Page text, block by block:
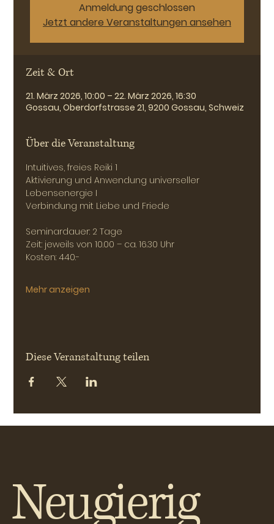
Anmeldung geschlossen
Jetzt andere Veranstaltungen ansehen
Zeit & Ort
21. März 2026, 10:00 – 22. März 2026, 16:30
Gossau, Oberdorfstrasse 21, 9200 Gossau, Schweiz
Über die Veranstaltung
Intuitives, freies Reiki 1
Aktivierung und Anwendung universeller
Lebensenergie I
Verbindung mit Liebe und Friede
Seminardauer: 2 Tage
Zeit: jeweils von 10.00 – ca. 16.30 Uhr
Kosten: 440.-
Mehr anzeigen
Diese Veranstaltung teilen
Neugierig